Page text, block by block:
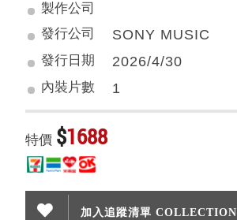
製作公司
發行公司
SONY MUSIC
發行日期 2026/4/30
內裝片數 1
特價 $1688
加入追蹤清單 COLLECTION